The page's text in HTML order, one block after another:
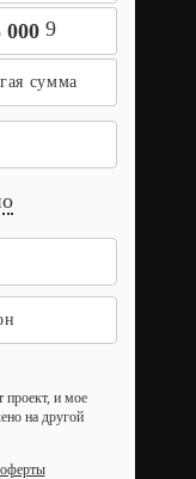
000 9
и мое
на другой